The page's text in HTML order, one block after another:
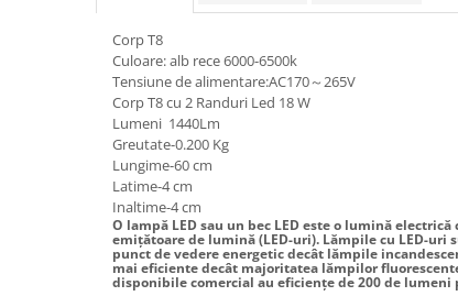
Triplu Stecher
Întrerupătoare/Comutatoare
Ştechere/Stecher adaptor
Ţeavă PVC
Corpuri Led lineare
Corp T8
Culoare: alb rece 6000-6500k
Tensiune de alimentare:AC170～265V
Corp T8 cu 2 Randuri Led 18 W
Lumeni 1440Lm
Greutate-0.200 Kg
Lungime-60 cm
Latime-4 cm
Inaltime-4 cm
O lampă LED sau un bec LED este o lumină
emițătoare de lumină (LED-uri). Lămpile cu LED-
punct de vedere energetic decât lămpile
mai eficiente decât majoritatea lămpilor
disponibile comercial au eficiențe de 200 de lumeni